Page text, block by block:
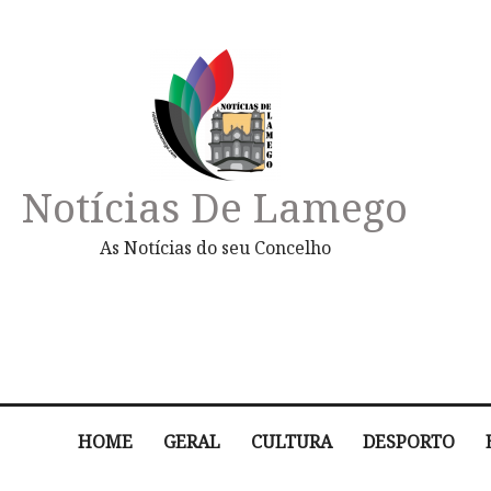
Notícias De Lamego
As Notícias do seu Concelho
HOME GERAL CULTURA DESPORTO